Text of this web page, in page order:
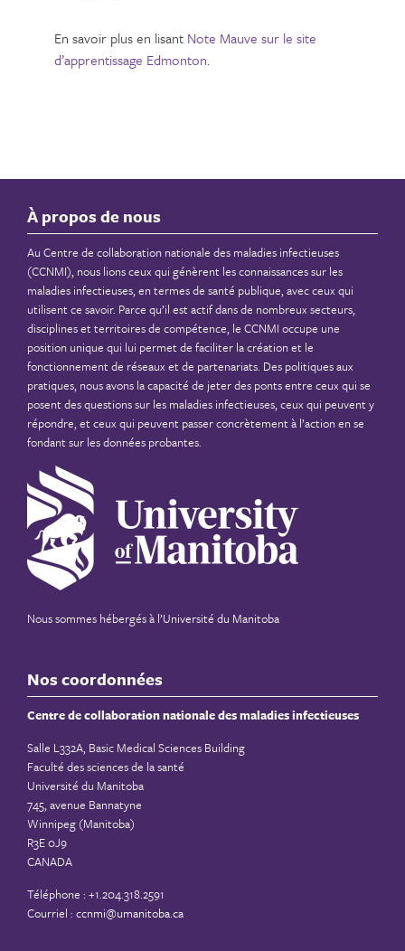
En savoir plus en lisant Note Mauve sur le site
d’apprentissage Edmonton.
À propos de nous
Au Centre de collaboration nationale des maladies infectieuses
(CCNMI), nous lions ceux qui génèrent les connaissances sur les
maladies infectieuses, en termes de santé publique, avec ceux qui
utilisent ce savoir. Parce qu’il est actif dans de nombreux secteurs,
disciplines et territoires de compétence, le CCNMI occupe une
position unique qui lui permet de faciliter la création et le
fonctionnement de réseaux et de partenariats. Des politiques aux
pratiques, nous avons la capacité de jeter des ponts entre ceux qui se
posent des questions sur les maladies infectieuses, ceux qui peuvent y
répondre, et ceux qui peuvent passer concrètement à l’action en se
fondant sur les données probantes.
Nous sommes hébergés à l’Université du Manitoba
Nos coordonnées
Centre de collaboration nationale des maladies infectieuses
Salle L332A, Basic Medical Sciences Building
Faculté des sciences de la santé
Université du Manitoba
745, avenue Bannatyne
Winnipeg (Manitoba)
R3E 0J9
CANADA
Téléphone : +1.204.318.2591
Courriel : ccnmi@umanitoba.ca